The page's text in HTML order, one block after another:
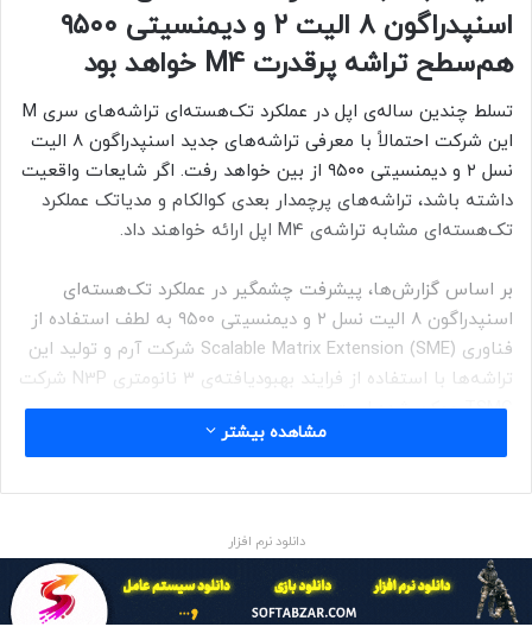
اسنپدراگون ۸ الیت ۲ و دیمنسیتی ۹۵۰۰
هم‌سطح تراشه پرقدرت M4 خواهد بود
تسلط چندین ساله‌ی اپل در عملکرد تک‌هسته‌ای تراشه‌های سری M
این شرکت احتمالاً با معرفی تراشه‌های جدید اسنپدراگون ۸ الیت
نسل ۲ و دیمنسیتی ۹۵۰۰ از بین خواهد رفت. اگر شایعات واقعیت
داشته باشد، تراشه‌های پرچمدار بعدی کوالکام و مدیاتک عملکرد
تک‌هسته‌ای مشابه تراشه‌ی M4 اپل ارائه خواهند داد.
بر اساس گزارش‌ها، پیشرفت چشمگیر در عملکرد تک‌هسته‌ای
اسنپدراگون ۸ الیت نسل ۲ و دیمنسیتی ۹۵۰۰ به لطف استفاده از
فناوری Scalable Matrix Extension (SME) شرکت آرم و تولید این
تراشه‌ها با استفاده از فرایند بهبود‌یافته‌ی ۳ نانومتری N3P شرکت
TSMC ممکن شده است.
تک‌هسته‌ای بی‌رقیب بوده‌اند. اگرچه کوالکام و مدیاتک توانسته‌اند
چیپ اپل کاهش دهند، همچنان عملکرد تک‌هسته‌ای ضعیف‌تری
نسبت به رقیب خود دارند.
مشاهده بیشتر
دانلود نرم افزار